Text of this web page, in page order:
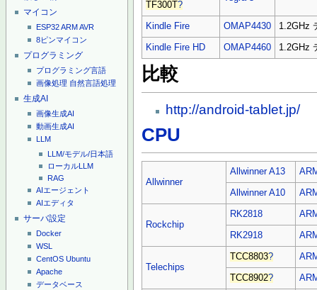
マイコン
ESP32ARMAVR
8ピンマイコン
プログラミング
プログラミング言語
画像処理 自然言語処理
生成AI
画像生成AI
動画生成AI
LLM
LLM/モデル/日本語
ローカルLLM
RAG
AIエージェント
AIエディタ
サーバ設定
Docker
WSL
CentOS Ubuntu
Apache
データベース
TF300T?
Kindle Fire OMAP4430 1.2GHz
Kindle Fire HD OMAP4460 1.2GHz
比較
http://android-tablet.jp/
CPU
Allwinner
Allwinner A13
Allwinner A10
Rockchip
RK2818
RK2918
Telechips
TCC8803?
TCC8902?